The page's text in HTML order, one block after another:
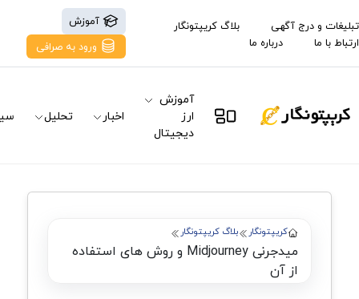
تبلیغات و درج آگهی
بلاگ کریپتونگار
ارتباط با ما
درباره ما
آموزش
ورود به صرافی
آموزش
ارز
دیجیتال
اخبار تحلیل
کریپتونگار بلاگ کریپتونگار
میدجرنی Midjourney و روش های استفاده
از آن